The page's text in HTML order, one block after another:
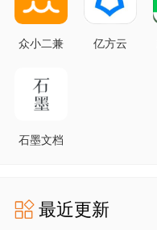
众小二兼
4.3.2 安卓
版
亿方云
石墨文档
最近更新